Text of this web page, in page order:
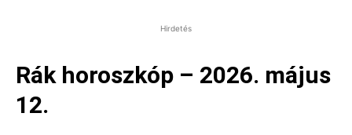
Hirdetés
Rák horoszkóp – 2026. május
12.